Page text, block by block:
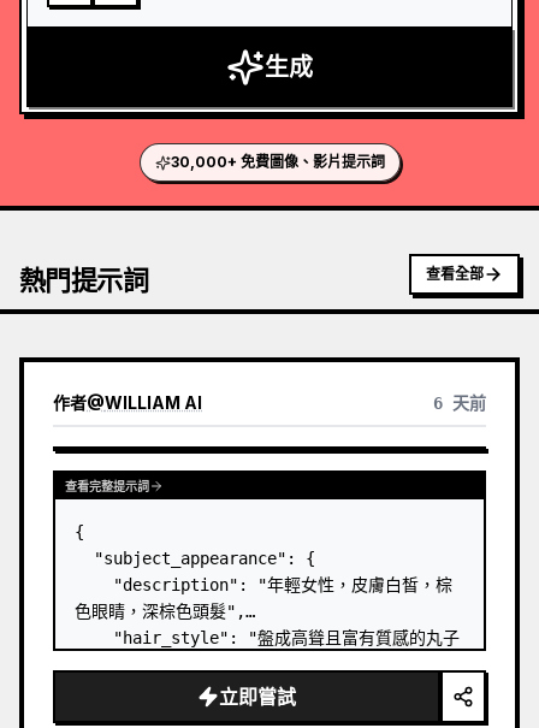
生成
30,000+ 免費圖像、影片提示詞
熱門提示詞 查看全部
作者@WILLIAM AI 6 天前
查看完整提示詞
{
  "subject_appearance": {
    "description": "年輕女性，皮膚白皙，棕
色眼睛，深棕色頭髮",
    "hair_style": "盤成高聳且富有質感的丸子
    "makeup": "自然極簡妝容，淡雅唇彩，指甲
修剪整齊並塗有淺粉色指甲油",
立即嘗試